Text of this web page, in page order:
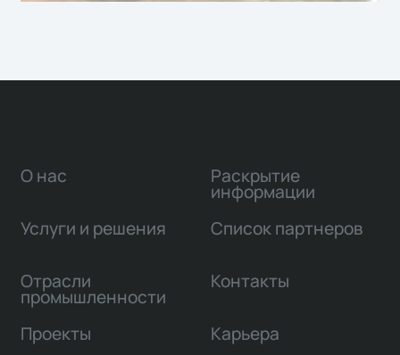
О нас
Услуги и решения
Отрасли
промышленности
Проекты
Раскрытие
информации
Список партнеров
Контакты
Карьера